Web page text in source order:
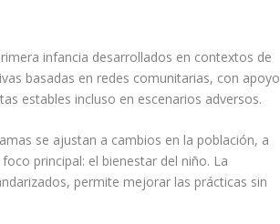
infancia desarrollados en contextos de
basadas en redes comunitarias, con apoyo
estables incluso en escenarios adversos.
se ajustan a cambios en la población, a
principal: el bienestar del niño. La
permite mejorar las prácticas sin